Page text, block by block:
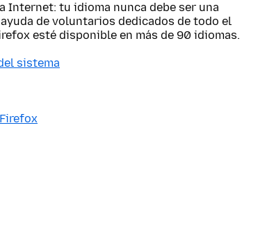
Internet: tu idioma nunca debe ser una
de voluntarios dedicados de todo el
esté disponible en más de 90 idiomas.
sistema